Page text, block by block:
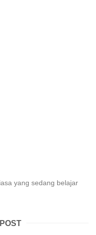
yang sedang belajar